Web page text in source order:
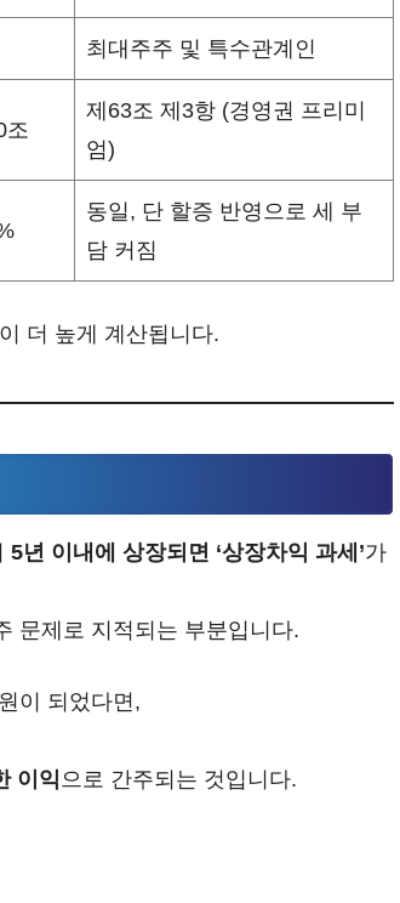
최대주주 및 특수관계인
조
제63조 제3항 (경영권 프리미
엄)
동일, 단 할증 반영으로 세 부
담 커짐
더 높게 계산됩니다.
5년 이내에 상장되면 ‘상장차익 과세’가
문제로 지적되는 부분입니다.
이 되었다면,
이익 으로 간주되는 것입니다.